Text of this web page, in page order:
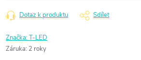
Dotaz k produktu Sdílet
Značka:T-LED
Záruka: 2 roky